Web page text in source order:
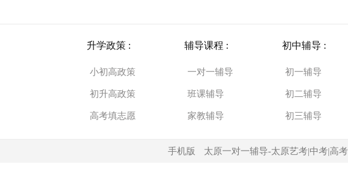
升学政策 :
小初高政策
初升高政策
高考填志愿
辅导课程 :
一对一辅导
班课辅导
家教辅导
初中辅导 :
初一辅导
初二辅导
初三辅导
手机版 太原一对一辅导-太原艺考|中考|高